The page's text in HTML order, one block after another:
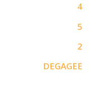
4
5
2
DEGAGEE